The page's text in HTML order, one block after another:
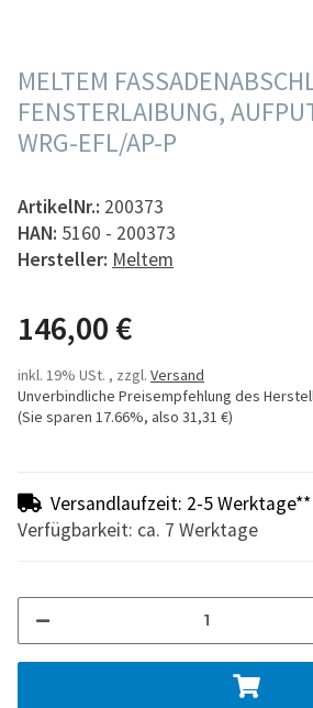
MELTEM
FENSTERLAIBUNG,
RG-EFL/AP-P
ArtikelNr.: 200373
HAN: 5160 - 200373
Hersteller: Meltem
146,00 €
inkl. 19% USt. , zzgl. Versand
Unverbindliche Preisempfehlung des
(Sie sparen 17.66%, also 31,31 €)
Versandlaufzeit: 2-5 Werktage**
Verfügbarkeit: ca. 7 Werktage